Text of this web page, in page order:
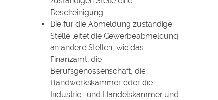
Bescheinigung.
Die für die Abmeldung zuständige
Stelle leitet die Gewerbeabmeldung
an andere Stellen, wie das
Finanzamt, die
Berufsgenossenschaft, die
Handwerkskammer oder die
Industrie- und Handelskammer und